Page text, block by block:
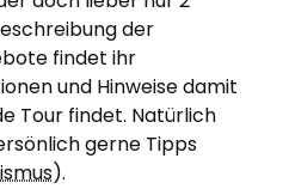
der
findet ihr
und Hinweise damit
Tour findet. Natürlich
gerne Tipps
).